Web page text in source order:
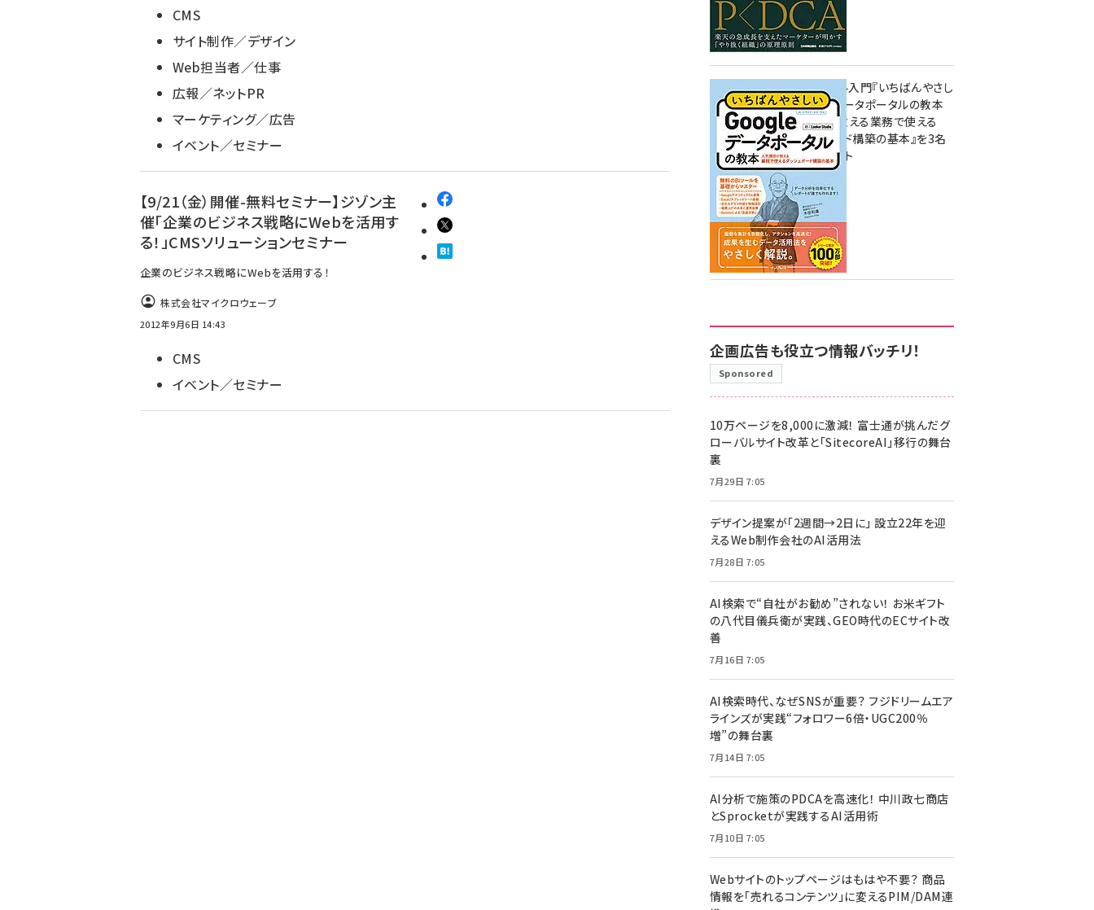
CMS
サイト制作／デザイン
Web担当者／仕事
広報／ネットPR
マーケティング／広告
イベント／セミナー
【9/21（金）開催-無料セミナー】ジゾン主
催「企業のビジネス戦略にWebを活用す
る！」CMSソリューションセミナー
企業のビジネス戦略にWebを活用する！
株式会社マイクロウェーブ
2012年9月6日 14:43
CMS
イベント／セミナー
無料BIツール入門『いちばんやさし
いGoogleデータポータルの教本
人気講師が教える業務で使える
ダッシュボード構築の基本』を3名
様にプレゼント
7月31日 10:00
企画広告も役立つ情報バッチリ！
Sponsored
10万ページを8,000に激減！ 富士通が挑んだグ
ローバルサイト改革と「SitecoreAI」移行の舞台
裏
7月29日 7:05
デザイン提案が「2週間→2日に」 設立22年を迎
えるWeb制作会社のAI活用法
7月28日 7:05
AI検索で“自社がお勧め”されない！ お米ギフト
の八代目儀兵衛が実践、GEO時代のECサイト改
善
7月16日 7:05
AI検索時代、なぜSNSが重要？ フジドリームエア
ラインズが実践“フォロワー6倍・UGC200％
増”の舞台裏
7月14日 7:05
AI分析で施策のPDCAを高速化！ 中川政七商店
とSprocketが実践するAI活用術
7月10日 7:05
Webサイトのトップページはもはや不要？ 商品
情報を「売れるコンテンツ」に変えるPIM/DAM連